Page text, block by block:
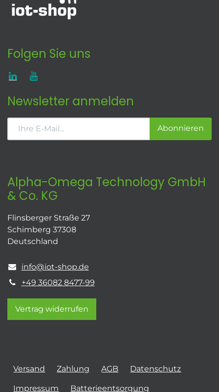
Folgen Sie uns
Newsletter anmelden
Abonnieren
Alpha-Omega Technology GmbH
& Co. KG
Flinsberger Straße 27
Schimberg 37308
Deutschland
info@iot-shop.de
+49 36082 8477-99
Vertrag widerrufen
Versand Zahlung AGB Datenschutz
Impressum Batterieentsorgung